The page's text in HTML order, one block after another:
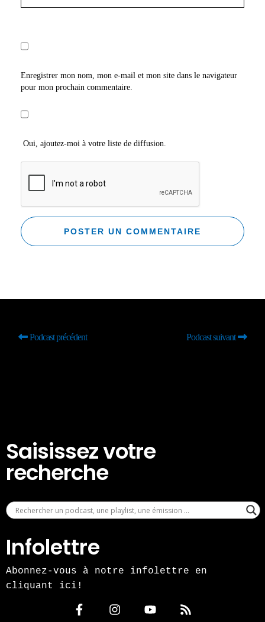
Enregistrer mon nom, mon e-mail et mon site dans le navigateur
pour mon prochain commentaire.
Oui, ajoutez-moi à votre liste de diffusion.
Podcast précédent Podcast suivant
Saisissez votre
recherche
Infolettre
Abonnez-vous à notre infolettre en
cliquant ici!